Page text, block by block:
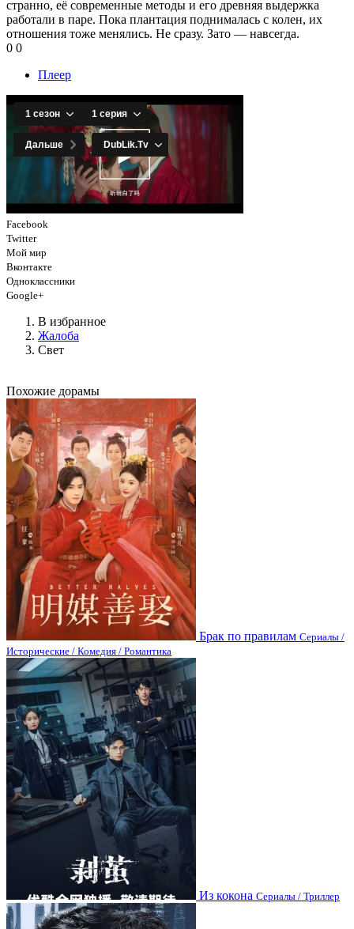
странно, её современные методы и его древняя выдержка
работали в паре. Пока плантация поднималась с колен, их
отношения тоже менялись. Не сразу. Зато — навсегда.
0 0
Плеер
Facebook
Twitter
Мой мир
Вконтакте
Одноклассники
Google+
В избранное
Жалоба
Свет
Похожие дорамы
Брак по правилам Сериалы /
Исторические / Комедия / Романтика
Из кокона Сериалы / Триллер